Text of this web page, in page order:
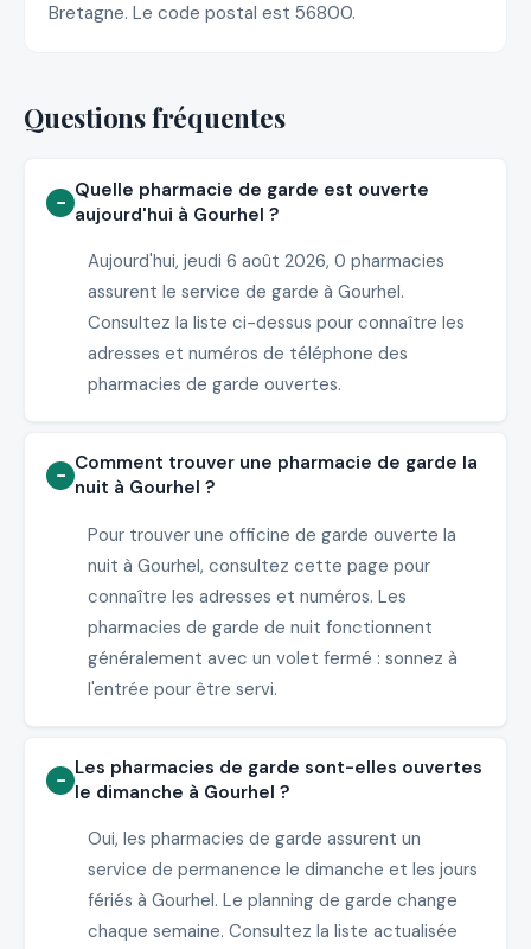
Bretagne. Le code postal est 56800.
Questions fréquentes
Quelle pharmacie de garde est ouverte
aujourd'hui à Gourhel ?
Aujourd'hui, jeudi 6 août 2026, 0 pharmacies
assurent le service de garde à Gourhel.
Consultez la liste ci-dessus pour connaître les
adresses et numéros de téléphone des
pharmacies de garde ouvertes.
Comment trouver une pharmacie de garde la
nuit à Gourhel ?
Pour trouver une officine de garde ouverte la
nuit à Gourhel, consultez cette page pour
connaître les adresses et numéros. Les
pharmacies de garde de nuit fonctionnent
généralement avec un volet fermé : sonnez à
l'entrée pour être servi.
Les pharmacies de garde sont-elles ouvertes
le dimanche à Gourhel ?
Oui, les pharmacies de garde assurent un
service de permanence le dimanche et les jours
fériés à Gourhel. Le planning de garde change
chaque semaine. Consultez la liste actualisée